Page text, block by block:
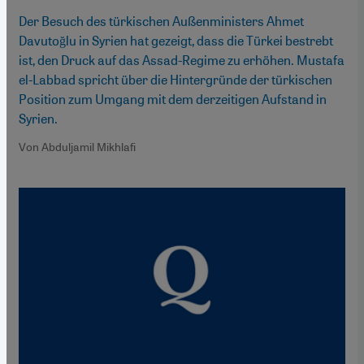
Der Besuch des türkischen Außenministers Ahmet
Davutoğlu in Syrien hat gezeigt, dass die Türkei bestrebt
ist, den Druck auf das Assad-Regime zu erhöhen. Mustafa
el-Labbad spricht über die Hintergründe der türkischen
Position zum Umgang mit dem derzeitigen Aufstand in
Syrien.
Von Abduljamil Mikhlafi